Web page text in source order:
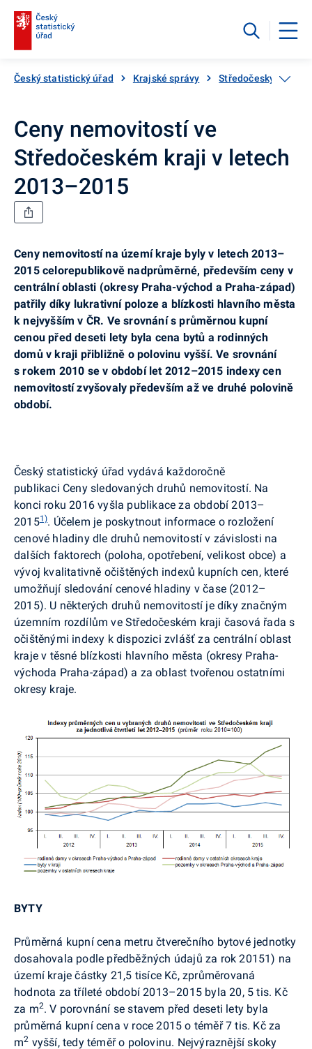
Český statistický úřad Krajské správy Středočeský kraj
Ceny nemovitostí ve
Středočeském kraji v letech
2013–2015
Ceny nemovitostí na území kraje byly v letech 2013–
2015 celorepublikově nadprůměrné, především ceny v
centrální oblasti (okresy Praha-východ a Praha-západ)
patřily díky lukrativní poloze a blízkosti hlavního města
k nejvyšším v ČR. Ve srovnání s průměrnou kupní
cenou před deseti lety byla cena bytů a rodinných
domů v kraji přibližně o polovinu vyšší. Ve srovnání
s rokem 2010 se v období let 2012–2015 indexy cen
nemovitostí zvyšovaly především až ve druhé polovině
období.
Český statistický úřad vydává každoročně
publikaci Ceny sledovaných druhů nemovitostí. Na
konci roku 2016 vyšla publikace za období 2013–
20151). Účelem je poskytnout informace o rozložení
cenové hladiny dle druhů nemovitostí v závislosti na
dalších faktorech (poloha, opotřebení, velikost obce) a
vývoj kvalitativně očištěných indexů kupních cen, které
umožňují sledování cenové hladiny v čase (2012–
2015). U některých druhů nemovitostí je díky značným
územním rozdílům ve Středočeském kraji časová řada s
očištěnými indexy k dispozici zvlášť za centrální oblast
kraje v těsné blízkosti hlavního města (okresy Praha-
východa Praha-západ) a za oblast tvořenou ostatními
okresy kraje.
BYTY
Průměrná kupní cena metru čtverečního bytové jednotky
dosahovala podle předběžných údajů za rok 20151) na
území kraje částky 21,5 tisíce Kč, zprůměrovaná
hodnota za tříleté období 2013–2015 byla 20, 5 tis. Kč
za m2. V porovnání se stavem před deseti lety byla
průměrná kupní cena v roce 2015 o téměř 7 tis. Kč za
m2 vyšší, tedy téměř o polovinu. Nejvýraznější skoky